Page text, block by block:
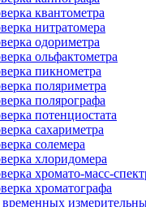
квантометра
нитратомера
одориметра
ольфактометра
пикнометра
поляриметра
полярографа
потенциостата
сахариметра
солемера
хлоридомера
хромато-масс-
хроматографа